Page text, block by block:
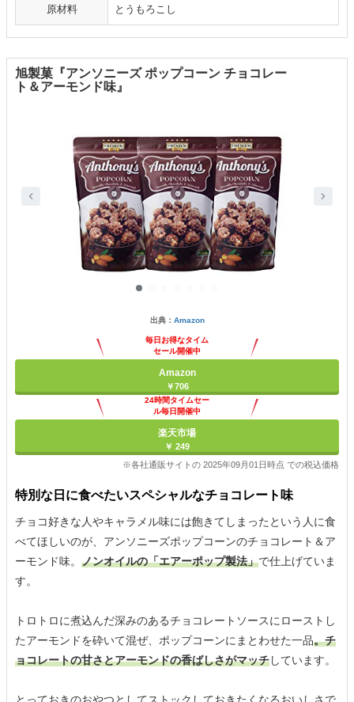
原材料 とうもろこし
旭製菓『アンソニーズ ポップコーン チョコレー
ト＆アーモンド味』
出典： Amazon
毎日お得なタイム
セール開催中
Amazon
￥706
24時間タイムセー
ル毎日開催中
楽天市場
￥ 249
※各社通販サイトの 2025年09月01日時点 での税込価格
特別な日に食べたいスペシャルなチョコレート味
チョコ好きな人やキャラメル味には飽きてしまったという人に食
べてほしいのが、アンソニーズポップコーンのチョコレート＆ア
ーモンド味。 ノンオイルの「エアーポップ製法」で仕上げていま
す。
トロトロに煮込んだ深みのあるチョコレートソースにローストし
たアーモンドを砕いて混ぜ、ポップコーンにまとわせた一品。チ
ョコレートの甘さとアーモンドの香ばしさがマッチしています。
とっておきのおやつとしてストックしておきたくなるおいしさで